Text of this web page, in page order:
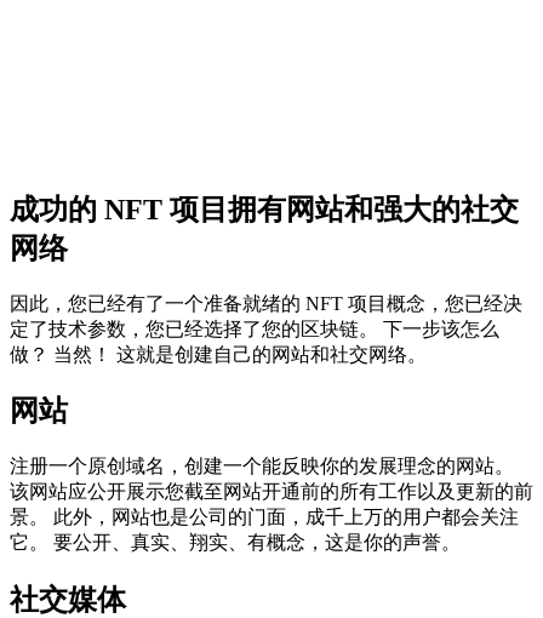
成功的 NFT 项目拥有网站和强大的社交
网络
因此，您已经有了一个准备就绪的 NFT 项目概念，您已经决
定了技术参数，您已经选择了您的区块链。 下一步该怎么
做？ 当然！ 这就是创建自己的网站和社交网络。
网站
注册一个原创域名，创建一个能反映你的发展理念的网站。
该网站应公开展示您截至网站开通前的所有工作以及更新的前
景。 此外，网站也是公司的门面，成千上万的用户都会关注
它。 要公开、真实、翔实、有概念，这是你的声誉。
社交媒体